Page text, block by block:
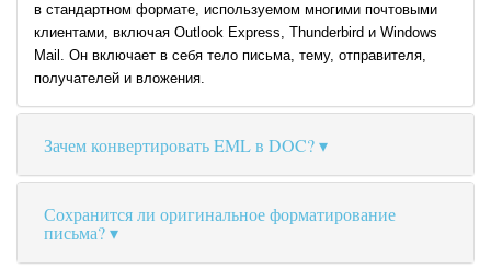
в стандартном формате, используемом многими почтовыми
клиентами, включая Outlook Express, Thunderbird и Windows
Mail. Он включает в себя тело письма, тему, отправителя,
получателей и вложения.
Зачем конвертировать EML в DOC?
Сохранится ли оригинальное форматирование
письма?